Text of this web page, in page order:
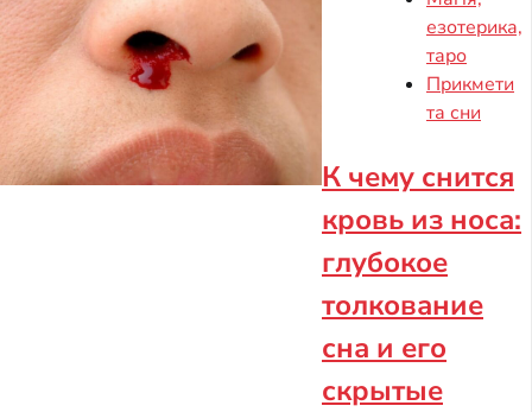
езотерика,
таро
Прикмети
та сни
К чему снится
кровь из носа:
глубокое
толкование
сна и его
скрытые